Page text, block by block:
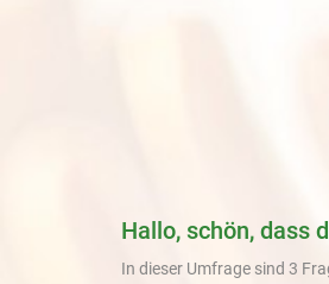
Hallo, schön, dass
In dieser Umfrage sind 3